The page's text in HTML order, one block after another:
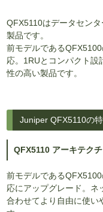
QFX5110はデータセン
製品です。
前モデルである
応。1RUとコンパクト設
性の高い製品です。
Juniper QFX5110の
QFX5110 アーキテク
前モデルである
応にアップグレード。ネ
合わせてより自由に使い